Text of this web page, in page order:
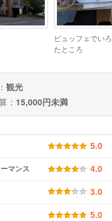
ビュッフェでい
たところ
観光
： 15,000円未満
5.0
マンス 4.0
3.0
5.0